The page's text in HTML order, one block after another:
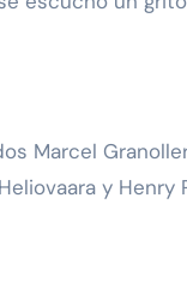
Marcel
y Henry